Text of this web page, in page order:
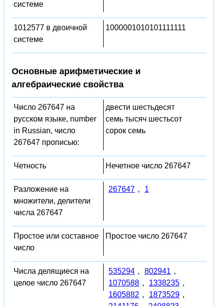
системе
1012577 в двоичной
системе
1000001010101111111
Основные арифметические и
алгебраические свойства
Число 267647 на
русском языке, number
in Russian, число
267647 прописью:
двести шестьдесят
семь тысяч шестьсот
сорок семь
Четность Нечетное число 267647
Разложение на
множители, делители
числа 267647
267647 , 1
Простое или составное
число
Простое число 267647
Числа делящиеся на
целое число 267647
535294 , 802941 ,
1070588 , 1338235 ,
1605882 , 1873529 ,